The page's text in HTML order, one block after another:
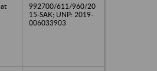
992700/611/960/20
15-SAK; UNP: 2019-
006033903